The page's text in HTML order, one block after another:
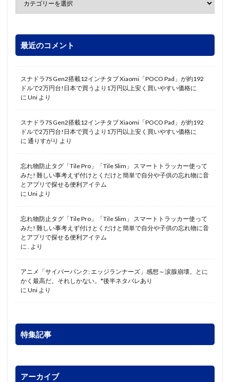
最近のコメント
スナドラ7S Gen2搭載12インチタブ Xiaomi「POCO Pad」が約192
ドルで2万円台!日本で買うより1万円以上安く買いやすい価格に
に Uni より
スナドラ7S Gen2搭載12インチタブ Xiaomi「POCO Pad」が約192
ドルで2万円台!日本で買うより1万円以上安く買いやすい価格に
に 通りすがり より
忘れ物防止タグ「Tile Pro」「Tile Slim」 スマートトラッカー使って
みた! 難しい事考えず付けとくだけと簡単で自分や子供の忘れ物に音
とアプリで探せる便利アイテム
に Uni より
忘れ物防止タグ「Tile Pro」「Tile Slim」 スマートトラッカー使って
みた! 難しい事考えず付けとくだけと簡単で自分や子供の忘れ物に音
とアプリで探せる便利アイテム
に . より
アニメ「サイバーパンク: エッジランナーズ」感想～涙腺崩壊。とに
かく最高だ。それしかない。*後半ネタバレあり
に Uni より
特集記事
アーカイブ